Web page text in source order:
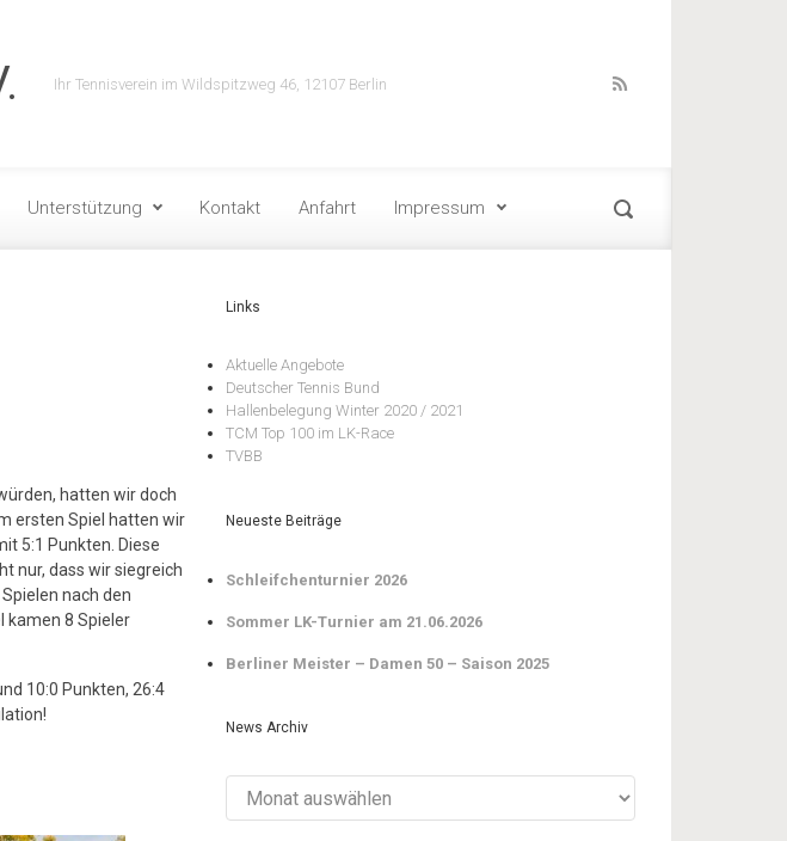
Ihr Tennisverein im Wildspitzweg 46, 12107 Berlin
Unterstützung Kontakt Anfahrt Impressum
hatten wir doch
ersten Spiel hatten wir
5:1 Punkten. Diese
nur, dass wir siegreich
nach den
kamen 8 Spieler
10:0 Punkten, 26:4
Links
Aktuelle Angebote
Deutscher Tennis Bund
Hallenbelegung Winter 2020 / 2021
TCM Top 100 im LK-Race
TVBB
Neueste Beiträge
Schleifchenturnier 2026
Sommer LK-Turnier am 21.06.2026
Berliner Meister – Damen 50 – Saison 2025
News Archiv
Archiv